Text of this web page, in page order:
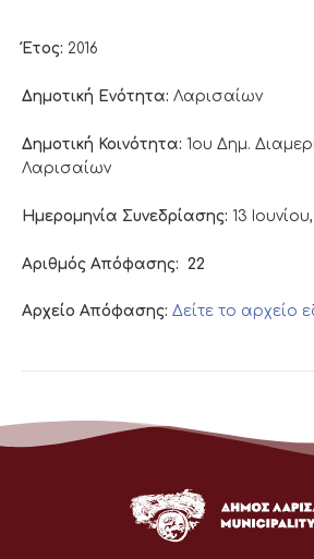
Έτος: 2016
Δημοτική Ενότητα: Λαρισαίων
Δημοτική Κοινότητα: 1ου Δημ.
Λαρισαίων
Ημερομηνία Συνεδρίασης: 13
Αριθμός Απόφασης: 22
Αρχείο Απόφασης: Δείτε το αρχείο